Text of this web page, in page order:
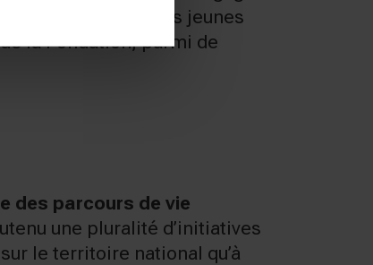
gratuit à des jeunes
la Fondation, parmi de
des parcours de vie
une pluralité d’initiatives
le territoire national qu’à